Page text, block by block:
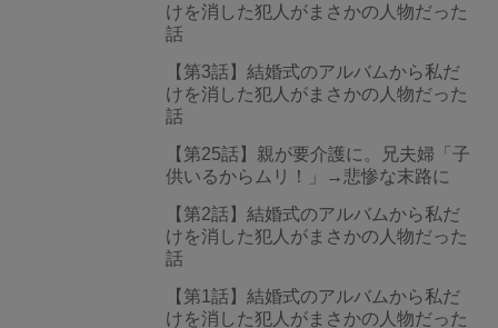
けを消した犯人がまさかの人物だった
話
【第3話】結婚式のアルバムから私だ
けを消した犯人がまさかの人物だった
話
【第25話】親が要介護に。兄夫婦「子
供いるからムリ！」→悲惨な末路に
【第2話】結婚式のアルバムから私だ
けを消した犯人がまさかの人物だった
話
【第1話】結婚式のアルバムから私だ
けを消した犯人がまさかの人物だった